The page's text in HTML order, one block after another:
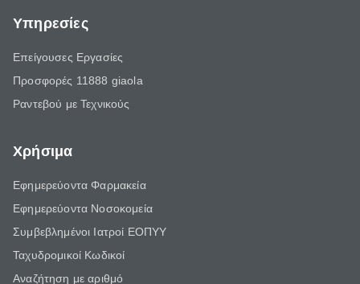
Υπηρεσίες
Επείγουσες Εργασίες
Προσφορές 11888 giaola
Ραντεβού με Τεχνικούς
Χρήσιμα
Εφημερεύοντα Φαρμακεία
Εφημερεύοντα Νοσοκομεία
Συμβεβλημένοι Ιατροί ΕΟΠΥΥ
Ταχυδρομικοί Κωδικοί
Αναζήτηση με αριθμό